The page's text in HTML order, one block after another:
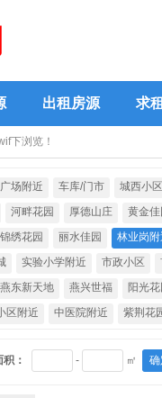
出租房源 求
下浏览！
场附近 车库/门市
城西小区
河畔花园 厚德山庄
黄金
锦绣花园 丽水佳园
林业岗
实验小学附近 市政小区
燕东新天地 燕兴世福
阳光
区附近 中医院附近 紫荆花
积： - ㎡